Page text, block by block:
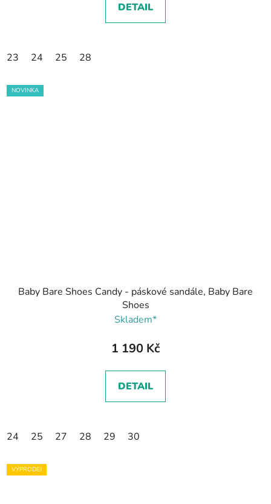
DETAIL
23 24 25 28
NOVINKA
Baby Bare Shoes Candy - páskové sandále, Baby Bare
Shoes
Skladem*
1 190 Kč
DETAIL
24 25 27 28 29 30
VÝPRODEJ